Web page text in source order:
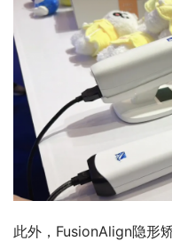
此外，FusionAlign隐形